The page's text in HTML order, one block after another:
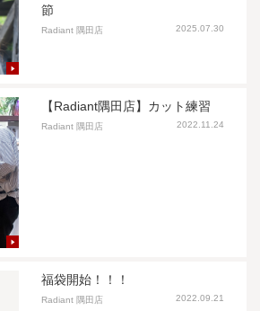
節
Radiant 隅田店 2025.07.30
【Radiant隅田店】カット練習
Radiant 隅田店 2022.11.24
福袋開始！！！
Radiant 隅田店 2022.09.21